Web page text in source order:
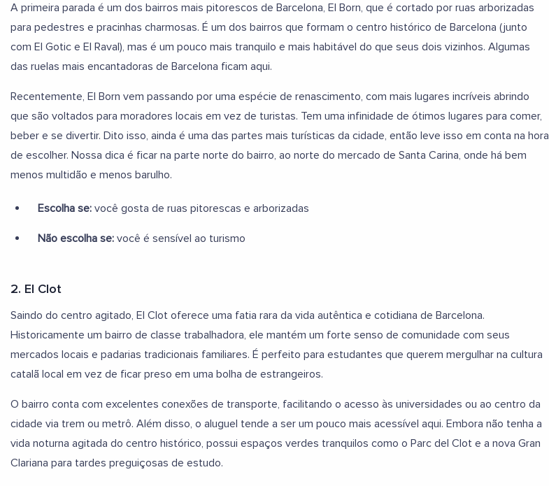
A primeira parada é um dos bairros mais pitorescos de Barcelona, El Born, que é cortado por ruas arborizadas
para pedestres e pracinhas charmosas. É um dos bairros que formam o centro histórico de Barcelona (junto
com El Gotic e El Raval), mas é um pouco mais tranquilo e mais habitável do que seus dois vizinhos. Algumas
das ruelas mais encantadoras de Barcelona ficam aqui.
Recentemente, El Born vem passando por uma espécie de renascimento, com mais lugares incríveis abrindo
que são voltados para moradores locais em vez de turistas. Tem uma infinidade de ótimos lugares para comer,
beber e se divertir. Dito isso, ainda é uma das partes mais turísticas da cidade, então leve isso em conta na hora
de escolher. Nossa dica é ficar na parte norte do bairro, ao norte do mercado de Santa Carina, onde há bem
menos multidão e menos barulho.
Escolha se: você gosta de ruas pitorescas e arborizadas
Não escolha se: você é sensível ao turismo
2. El Clot
Saindo do centro agitado, El Clot oferece uma fatia rara da vida autêntica e cotidiana de Barcelona.
Historicamente um bairro de classe trabalhadora, ele mantém um forte senso de comunidade com seus
mercados locais e padarias tradicionais familiares. É perfeito para estudantes que querem mergulhar na cultura
catalã local em vez de ficar preso em uma bolha de estrangeiros.
O bairro conta com excelentes conexões de transporte, facilitando o acesso às universidades ou ao centro da
cidade via trem ou metrô. Além disso, o aluguel tende a ser um pouco mais acessível aqui. Embora não tenha a
vida noturna agitada do centro histórico, possui espaços verdes tranquilos como o Parc del Clot e a nova Gran
Clariana para tardes preguiçosas de estudo.